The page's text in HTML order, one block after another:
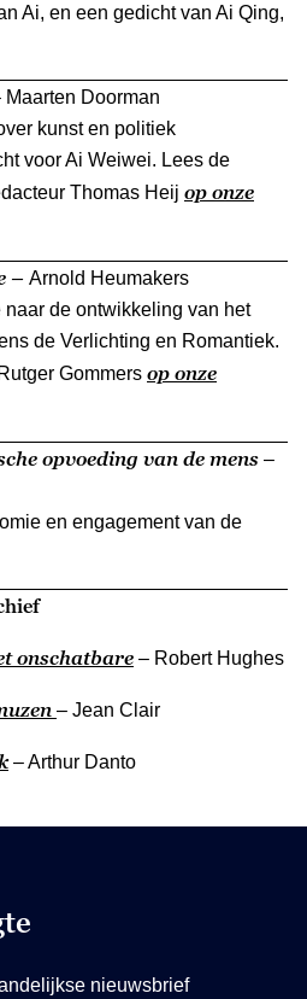
Ai, en een gedicht van Ai Qing,
Maarten Doorman
kunst en politiek
voor Ai Weiwei. Lees de
Thomas Heij op onze
– Arnold Heumakers
de ontwikkeling van het
de Verlichting en Romantiek.
Rutger Gommers op onze
opvoeding van de mens –
en engagement van de
onschatbare – Robert Hughes
– Jean Clair
– Arthur Danto
nieuwsbrief